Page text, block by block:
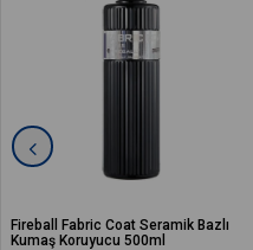
Coat Seramik Bazlı
500ml
Stark T33
Aksam